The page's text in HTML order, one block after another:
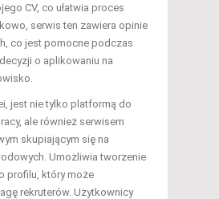
CV, co ułatwia proces
serwis ten zawiera opinie
co jest pomocne podczas
o aplikowaniu na
jest nie tylko platformą do
ale również serwisem
skupiającym się na
Umożliwia tworzenie
profilu, który może
rekruterów. Użytkownicy